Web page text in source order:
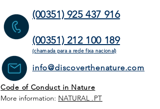
(00351) 925 437 916
(00351) 212 100 189
(chamada para a rede fixa nacional)
info@discoverthenature.com
Code of Conduct in Nature
More information: NATURAL .PT